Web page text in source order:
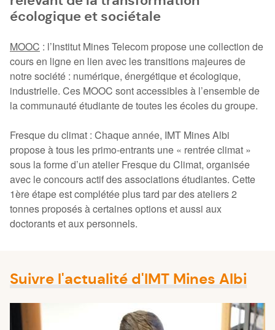
écologique et sociétale
MOOC : l’Institut Mines Telecom propose une collection de
cours en ligne en lien avec les transitions majeures de
notre société : numérique, énergétique et écologique,
industrielle. Ces MOOC sont accessibles à l’ensemble de
la communauté étudiante de toutes les écoles du groupe.
Fresque du climat : Chaque année, IMT Mines Albi
propose à tous les primo-entrants une « rentrée climat »
sous la forme d’un atelier Fresque du Climat, organisée
avec le concours actif des associations étudiantes. Cette
1ère étape est complétée plus tard par des ateliers 2
tonnes proposés à certaines options et aussi aux
doctorants et aux personnels.
Suivre l'actualité d'IMT Mines Albi